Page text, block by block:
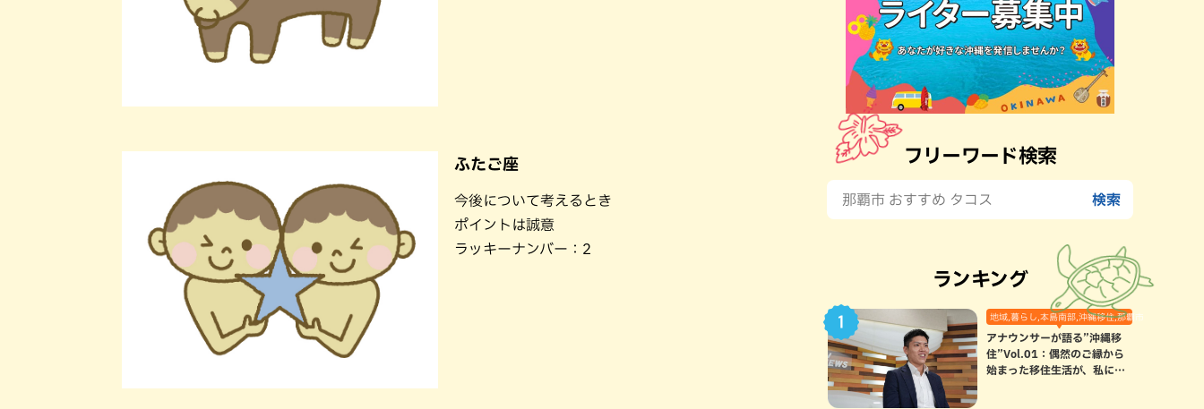
ふたご座
今後について考えるとき
ポイントは誠意
ラッキーナンバー：2
フリーワード検索
ランキング
地域,暮らし,本島南部,沖縄移住,那覇市
アナウンサーが語る”沖縄移
住”Vol.01：偶然のご縁から
始まった移住生活が、私にと